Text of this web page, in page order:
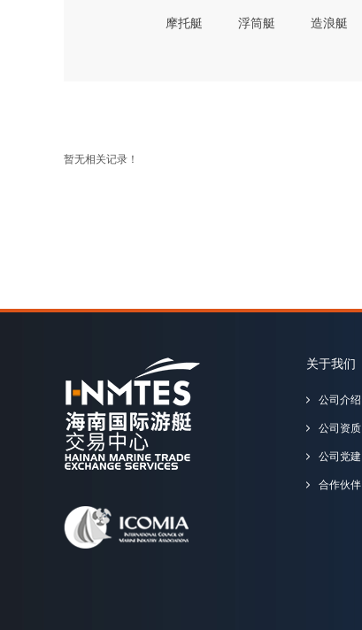
摩托艇 浮筒艇 造浪艇
暂无相关记录！
关于我们
公司介绍
公司资质
公司党建
合作伙伴